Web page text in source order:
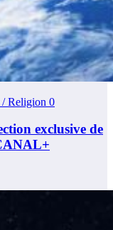
/ Religion 0
exclusive de